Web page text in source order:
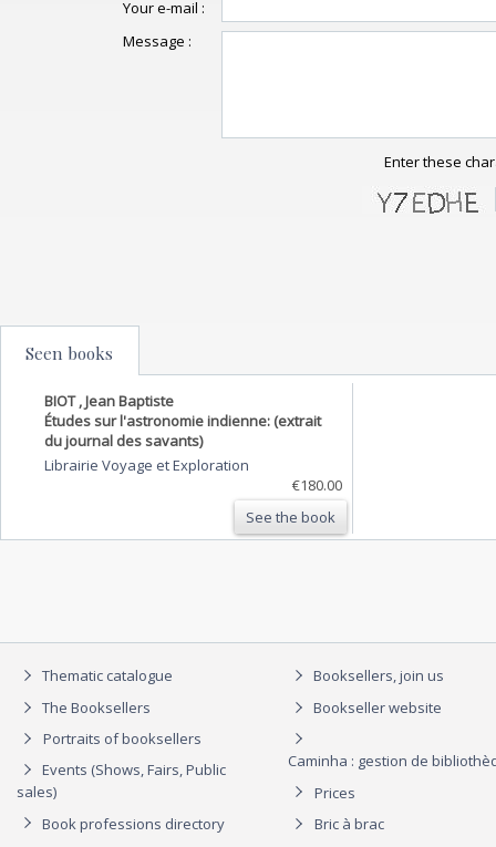
Your e-mail :
Message :
Enter these
Seen books
BIOT , Jean Baptiste
Études sur l'astronomie indienne: (extrait
du journal des savants)
Librairie Voyage et Exploration
€180.00
See the book
Thematic catalogue
The Booksellers
Portraits of booksellers
Events (Shows, Fairs, Public
sales)
Book professions directory
Booksellers, join us
Bookseller website
Caminha : gestion de
Prices
Bric à brac